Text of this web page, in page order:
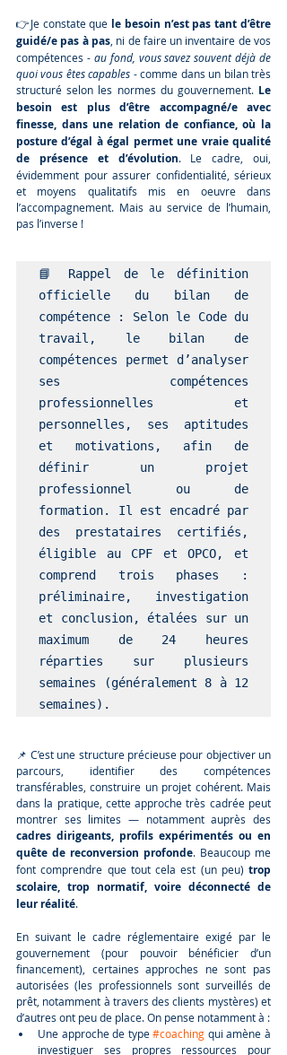
👉Je constate que le besoin n’est pas tant d’être
guidé/e pas à pas, ni de faire un inventaire de vos
compétences - au fond, vous savez souvent déjà de
quoi vous êtes capables - comme dans un bilan très
structuré selon les normes du gouvernement. Le
besoin est plus d’être accompagné/e avec
finesse, dans une relation de confiance, où la
posture d’égal à égal permet une vraie qualité
de présence et d’évolution. Le cadre, oui,
évidemment pour assurer confidentialité, sérieux
et moyens qualitatifs mis en oeuvre dans
l’accompagnement. Mais au service de l’humain,
pas l’inverse !
📘 Rappel de le définition
officielle du bilan de
compétence : Selon le Code du
travail, le bilan de
compétences permet d’analyser
ses compétences
professionnelles et
personnelles, ses aptitudes
et motivations, afin de
définir un projet
professionnel ou de
formation. Il est encadré par
des prestataires certifiés,
éligible au CPF et OPCO, et
comprend trois phases :
préliminaire, investigation
et conclusion, étalées sur un
maximum de 24 heures
réparties sur plusieurs
semaines (généralement 8 à 12
semaines).
📌 C’est une structure précieuse pour objectiver un
parcours, identifier des compétences
transférables, construire un projet cohérent. Mais
dans la pratique, cette approche très cadrée peut
cadres dirigeants, profils expérimentés ou en
quête de reconversion profonde. Beaucoup me
font comprendre que tout cela est (un peu) trop
scolaire, trop normatif, voire déconnecté de
leur réalité.
En suivant le cadre réglementaire exigé par le
gouvernement (pour pouvoir bénéficier d’un
financement), certaines approches ne sont pas
autorisées (les professionnels sont surveillés de
prêt, notamment à travers des clients mystères) et
d’autres ont peu de place. On pense notamment à :
Une approche de type #coaching qui amène à
investiguer ses propres ressources pour